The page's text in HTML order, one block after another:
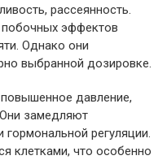
рассеянность.
эффектов
Однако они
выбранной дозировке.
давление,
замедляют
регуляции.
клетками, что особенно